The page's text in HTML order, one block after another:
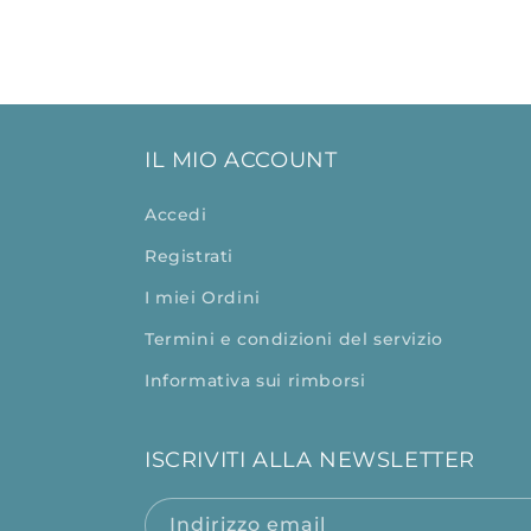
IL MIO ACCOUNT
Accedi
Registrati
I miei Ordini
Termini e condizioni del servizio
Informativa sui rimborsi
ISCRIVITI ALLA NEWSLETTER
Indirizzo email